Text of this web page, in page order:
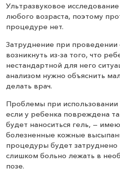
Ультразвуковое
любого возраста, поэтому
процедуре нет.
Затруднение при
возникнуть из-за того, что
нестандартной для него
анализом нужно объяснить
делать врач.
Проблемы при использовании
если у ребенка повреждена
будет наноситься гель, —
болезненные кожные
процедуры будет затруднено
слишком больно лежать в
позе.